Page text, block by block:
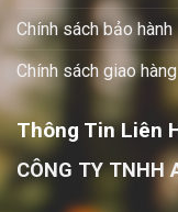
Chính sách bảo hành
Chính sách giao
Thông Tin Liên
CÔNG TY TNHH